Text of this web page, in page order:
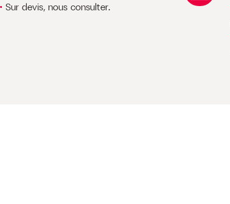
Sur devis, nous consulter.